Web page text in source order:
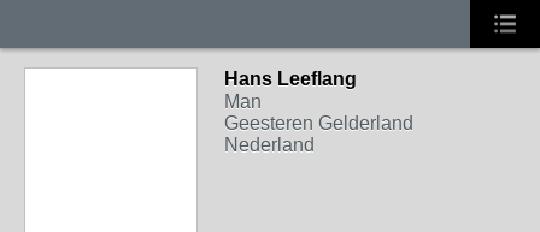
Hans Leeflang
Man
Geesteren Gelderland
Nederland